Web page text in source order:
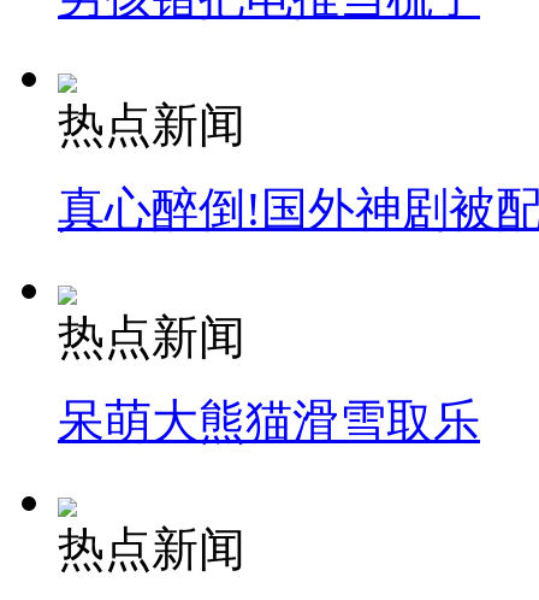
热点新闻
真心醉倒!国外神剧被
热点新闻
呆萌大熊猫滑雪取乐
热点新闻